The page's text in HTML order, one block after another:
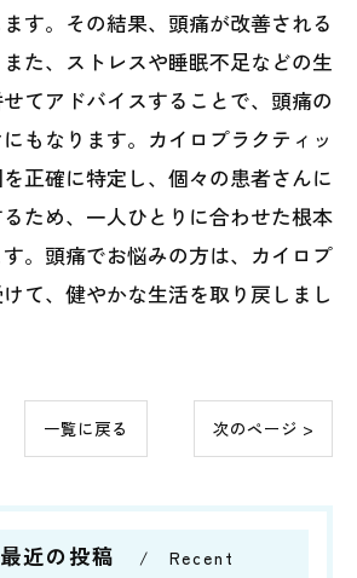
す。その結果、頭痛が改善される
た、ストレスや睡眠不足などの生
てアドバイスすることで、頭痛の
もなります。カイロプラクティッ
正確に特定し、個々の患者さんに
ため、一人ひとりに合わせた根本
。頭痛でお悩みの方は、カイロプ
て、健やかな生活を取り戻しまし
一覧に戻る 次のページ >
最近の投稿
Recent